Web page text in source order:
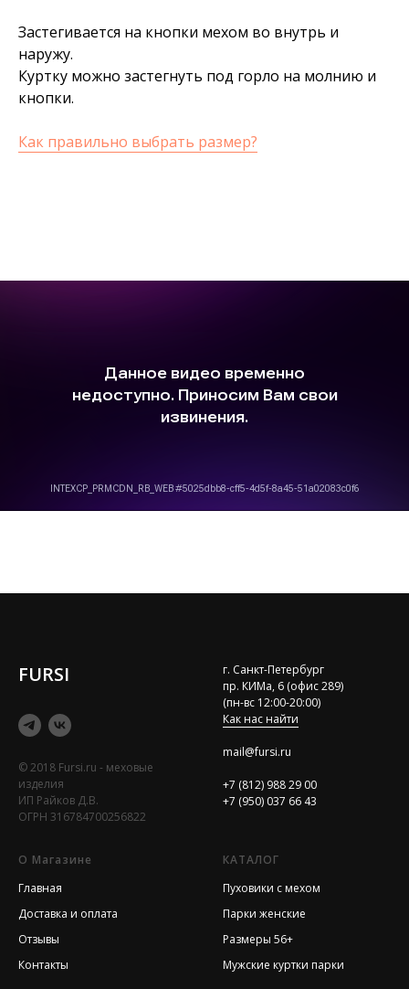
Застегивается на кнопки мехом во внутрь и
наружу.
Куртку можно застегнуть под горло на молнию и
кнопки.
Как правильно выбрать размер?
FURSI
© 2018 Fursi.ru - меховые
изделия
ИП Райков Д.В.
ОГРН 316784700256822
г. Санкт-Петербург
пр. КИМа, 6 (офис 289)
(пн-вс 12:00-20:00)
Как нас найти
mail@fursi.ru
+7 (812) 988 29 00
+7 (950) 037 66 43
О Магазине
Главная
Доставка и оплата
Отзывы
Контакты
КАТАЛОГ
Пуховики с мехом
Парки женские
Размеры 56+
Мужские куртки парки